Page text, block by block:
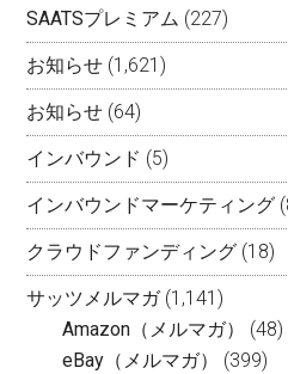
SAATSプレミアム (227)
お知らせ (1,621)
お知らせ (64)
インバウンド (5)
インバウンドマーケティング
クラウドファンディング (18)
サッツメルマガ(1,141)
Amazon（メルマガ）
(48)
eBay（メルマガ）
(399)